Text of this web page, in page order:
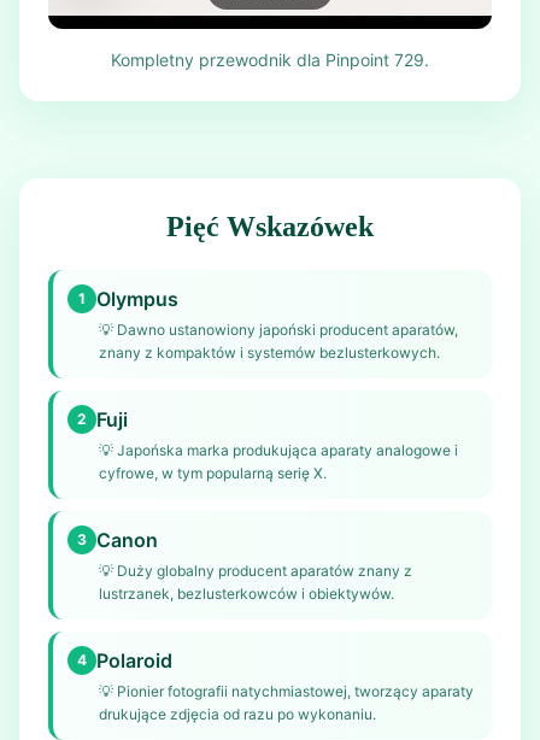
Kompletny przewodnik dla Pinpoint 729.
Pięć Wskazówek
1 Olympus
💡 Dawno ustanowiony japoński producent aparatów,
znany z kompaktów i systemów bezlusterkowych.
2 Fuji
💡 Japońska marka produkująca aparaty analogowe i
cyfrowe, w tym popularną serię X.
3 Canon
💡 Duży globalny producent aparatów znany z
lustrzanek, bezlusterkowców i obiektywów.
4 Polaroid
💡 Pionier fotografii natychmiastowej, tworzący aparaty
drukujące zdjęcia od razu po wykonaniu.